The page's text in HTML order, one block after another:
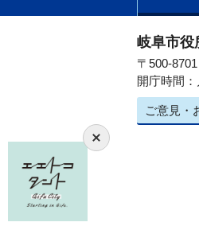
岐阜市役
〒500-
開庁時間
ご意見・